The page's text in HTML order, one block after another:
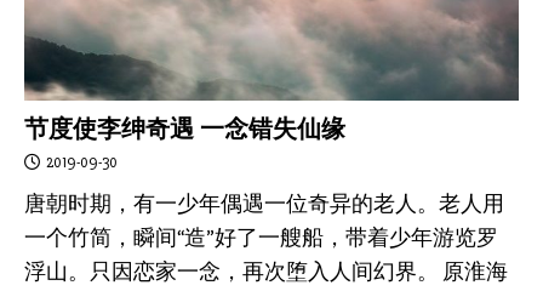
节度使李绅奇遇 一念错失仙缘
2019-09-30
唐朝时期，有一少年偶遇一位奇异的老人。老人用
一个竹简，瞬间“造”好了一艘船，带着少年游览罗
浮山。只因恋家一念，再次堕入人间幻界。 原淮海